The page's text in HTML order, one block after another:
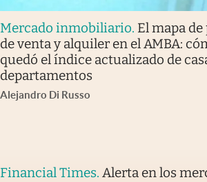
Mercado inmobiliario. El mapa
de venta y alquiler en el AMBA:
quedó el índice actualizado de
departamentos
Alejandro Di Russo
Financial Times. Alerta en los